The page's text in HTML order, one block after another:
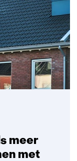
meer
met